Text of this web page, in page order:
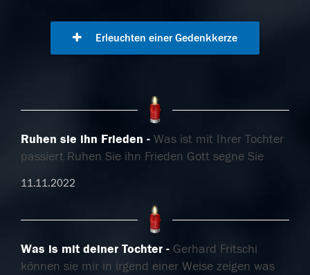
Erleuchten einer Gedenkkerze
Ruhen sie ihn Frieden
Was ist mit Ihrer Tochter
passiert Ruhen Sie ihn Frieden Gott segne Sie
11.11.2022
Was is mit deiner Tochter
Gerhard Fritschi
können sie mir in irgend einer Weise zeigen was